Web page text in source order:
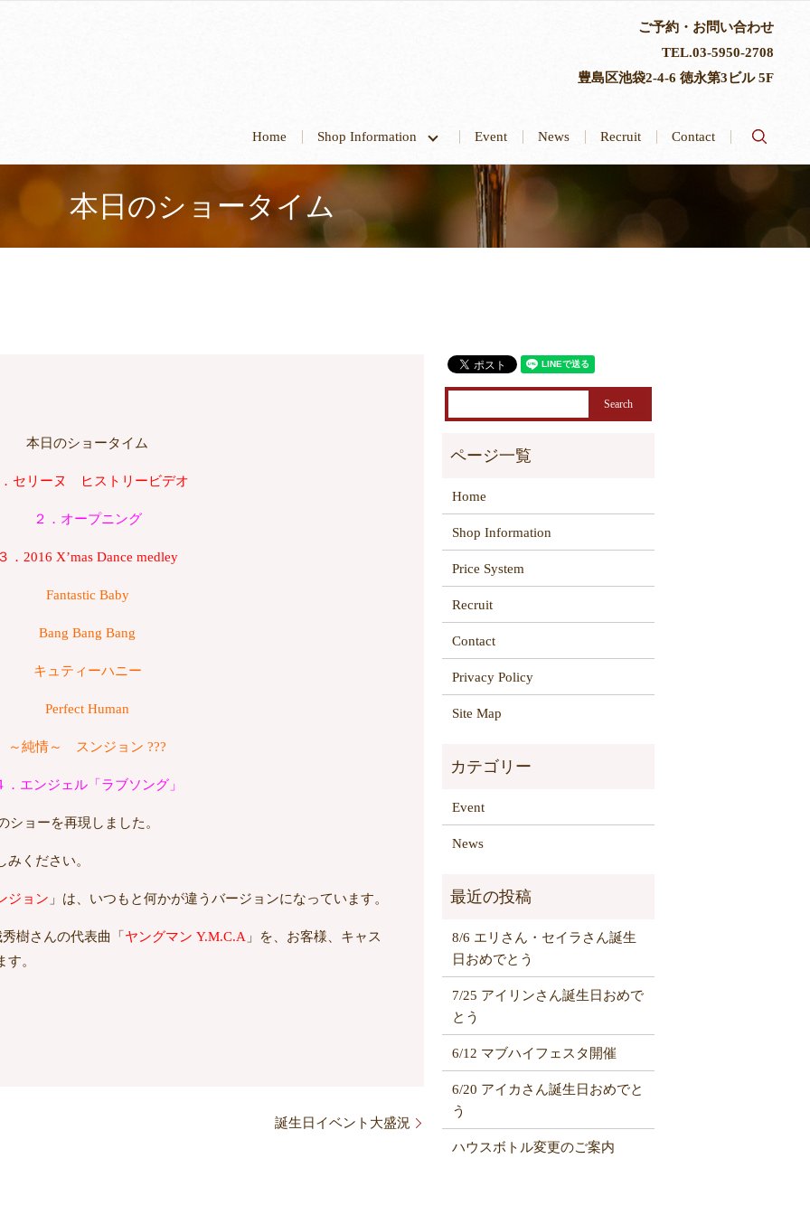
ご予約・お問い合わせ
TEL.03-5950-2708
豊島区池袋2-4-6 徳永第3ビル 5F
Home Shop Information Event News Recruit Contact
本日のショータイム
本日のショータイム
セリーヌ ヒストリービデオ
２．オープニング
．2016 X’mas Dance medley
Fantastic Baby
Bang Bang Bang
キュティーハニー
Perfect Human
～純情～ スンジョン ???
．エンジェル「ラブソング」
ショーを再現しました。
ください。
ジョン 」は、いつもと何かが違うバージョンになっています。
樹さんの代表曲「 ヤングマン Y.M.C.A」を、お客様、キャス
。
誕生日イベント大盛況
Home
Shop Information
Price System
Recruit
Contact
Privacy Policy
Site Map
Event
News
8/6 エリさん・セイラさん誕生
日おめでとう
7/25 アイリンさん誕生日おめで
とう
6/12 マブハイフェスタ開催
6/20 アイカさん誕生日おめでと
う
ハウスボトル変更のご案内